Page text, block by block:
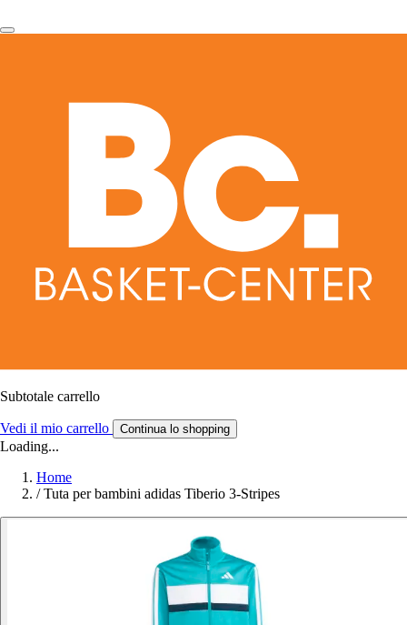
Subtotale carrello
Vedi il mio carrello Continua lo shopping
Loading...
Home
/ Tuta per bambini adidas Tiberio 3-Stripes